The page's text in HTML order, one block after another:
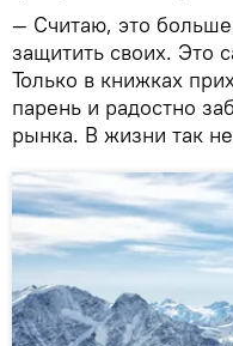
— Считаю, это
защитить своих. Это
Только в книжках
парень и радостно
рынка. В жизни так